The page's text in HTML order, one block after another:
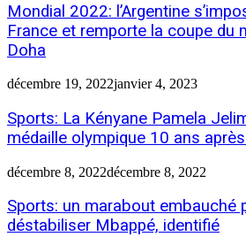
Mondial 2022: l’Argentine
France et remporte la coupe du
Doha
décembre 19, 2022janvier 4, 2023
Sports: La Kényane Pamela
médaille olympique 10 ans
décembre 8, 2022décembre 8, 2022
Sports: un marabout embauché
déstabiliser Mbappé, identifié